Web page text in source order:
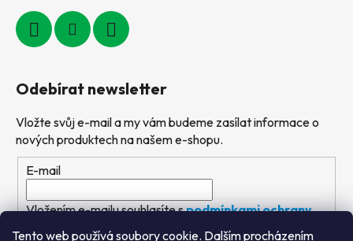
Tento web používá soubory cookie. Dalším procházením
Odebírat newsletter
Vložte svůj e-mail a my vám budeme zasílat informace o
nových produktech na našem e-shopu.
E-mail
Vložením e-mailu souhlasíte spodmínkami ochrany
osobních údajů